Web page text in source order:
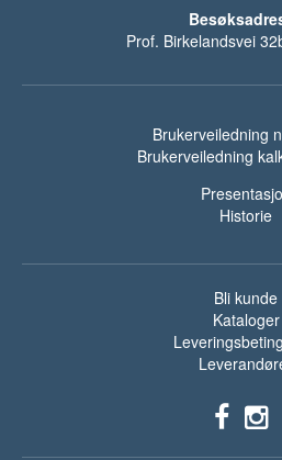
Prof. Birkelandsvei
Brukerveiledning
Brukerveiledning
Historie
Bli kunde
Kataloger